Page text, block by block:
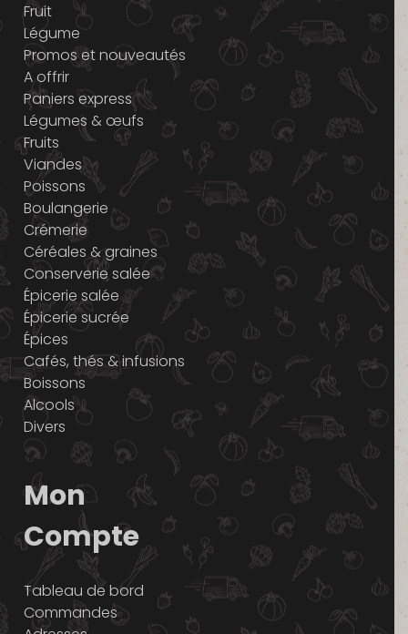
Fruit
Légume
Promos et nouveautés
A offrir
Paniers express
Légumes & œufs
Fruits
Viandes
Poissons
Boulangerie
Crémerie
Céréales & graines
Conserverie salée
Épicerie salée
Épicerie sucrée
Épices
Cafés, thés & infusions
Boissons
Alcools
Divers
Mon
Compte
Tableau de bord
Commandes